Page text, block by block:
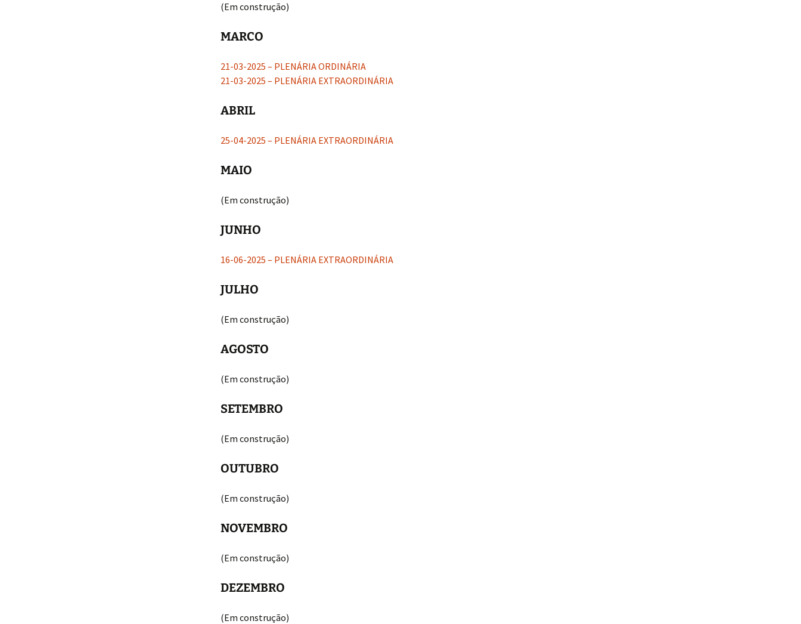
(Em construção)
MARCO
21-03-2025 – PLENÁRIA ORDINÁRIA
21-03-2025 – PLENÁRIA EXTRAORDINÁRIA
ABRIL
25-04-2025 – PLENÁRIA EXTRAORDINÁRIA
MAIO
(Em construção)
JUNHO
16-06-2025 – PLENÁRIA EXTRAORDINÁRIA
JULHO
(Em construção)
AGOSTO
(Em construção)
SETEMBRO
(Em construção)
OUTUBRO
(Em construção)
NOVEMBRO
(Em construção)
DEZEMBRO
(Em construção)